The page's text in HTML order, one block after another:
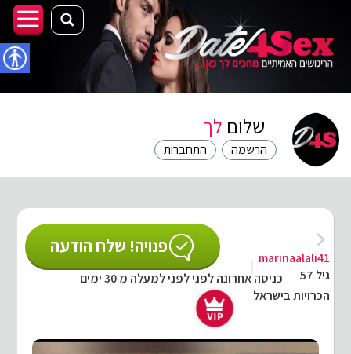
שלום לך
התחברות הרשמה
פנויה! שלח הודעה
marinaalali41
גיל 57
כניסה אחרונה לפני לפני למעלה מ 30 ימים
הכרויות בישראל